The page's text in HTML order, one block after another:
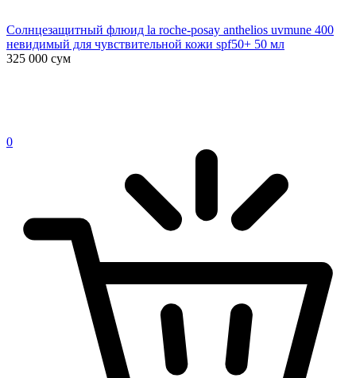
Солнцезащитный флюид la roche-posay anthelios uvmune 400
невидимый для чувствительной кожи spf50+ 50 мл
325 000 сум
0